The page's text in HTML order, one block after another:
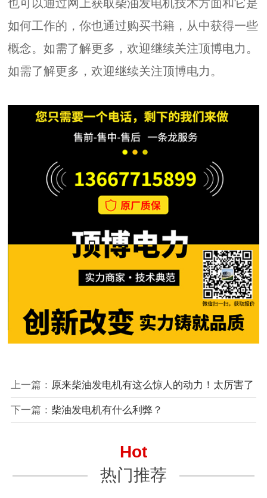
也可以通过网上获取柴油发电机技术方面和它是
如何工作的，你也通过购买书籍，从中获得一些
概念。如需了解更多，欢迎继续关注顶博电力。
如需了解更多，欢迎继续关注顶博电力。
上一篇： 原来柴油发电机有这么惊人的动力！太厉害了
下一篇： 柴油发电机有什么利弊？
Hot
热门推荐